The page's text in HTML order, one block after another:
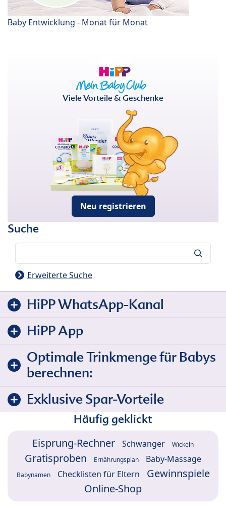
Baby Entwicklung - Monat für Monat
Viele Vorteile & Geschenke
Neu registrieren
Suche
Erweiterte Suche
HiPP WhatsApp-Kanal
HiPP App
Optimale Trinkmenge für Babys
berechnen:
Exklusive Spar-Vorteile
Häufig geklickt
Eisprung-Rechner Schwanger Wickeln
Gratisproben Ernährungsplan Baby-Massage
Babynamen Checklisten für Eltern
Gewinnspiele
Online-Shop